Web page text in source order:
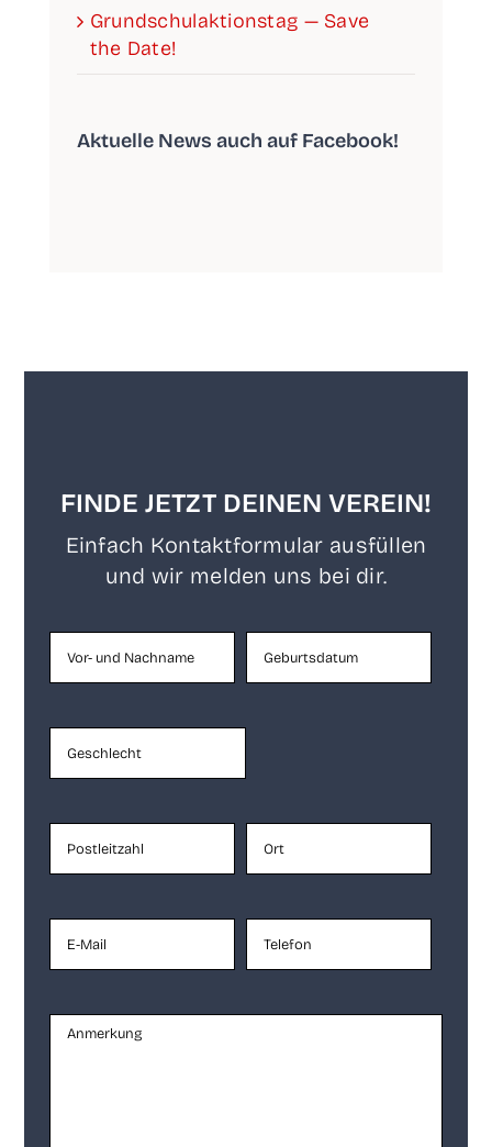
Grund­schul­ak­ti­ons­tag — Save
the Date!
Aktu­el­le News auch auf Facebook!
FINDE JETZT DEINEN VEREIN!
Ein­fach Kon­takt­for­mu­lar aus­fül­len
und wir mel­den uns bei dir.